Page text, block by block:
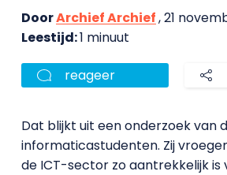
DoorArchief Archief, 21
Leestijd:1 minuut
reageer
Dat blijkt uit een onderzoek van
informaticastudenten. Zij
de ICT-sector zo aantrekkelijk is